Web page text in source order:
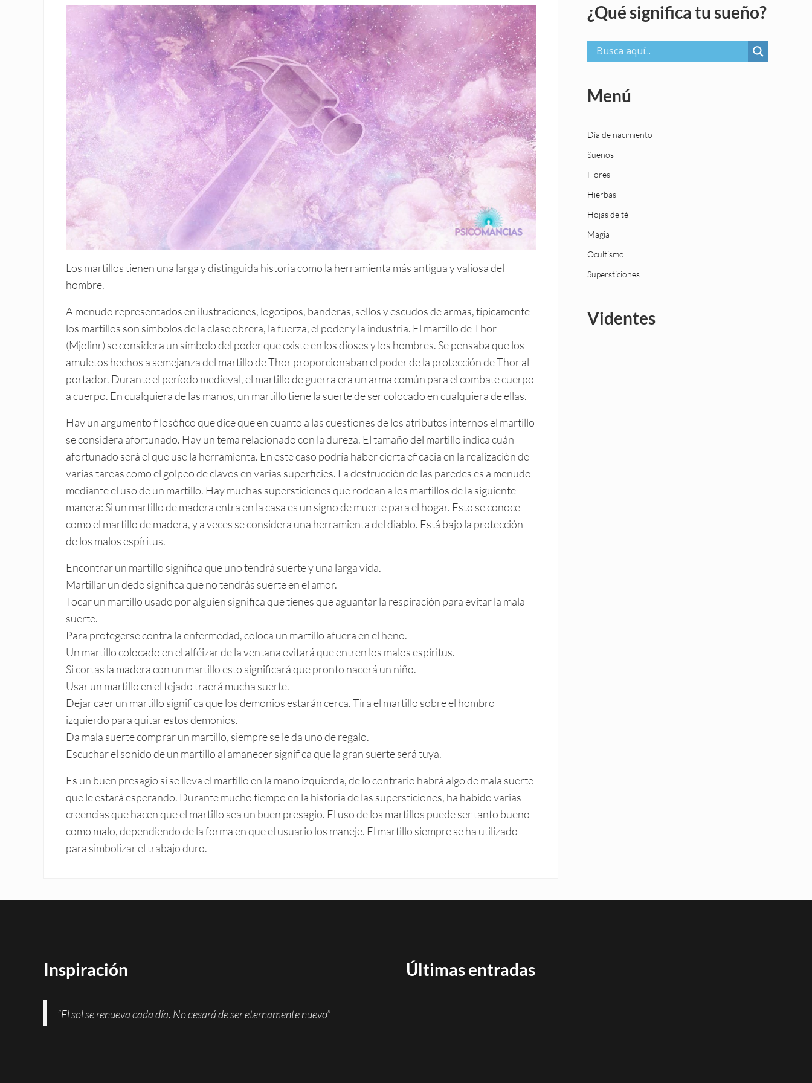
Los martillos tienen una larga y distinguida historia como la herramienta más antigua y valiosa del
hombre.
A menudo representados en ilustraciones, logotipos, banderas, sellos y escudos de armas, típicamente
los martillos son símbolos de la clase obrera, la fuerza, el poder y la industria. El martillo de Thor
(Mjolinr) se considera un símbolo del poder que existe en los dioses y los hombres. Se pensaba que los
amuletos hechos a semejanza del martillo de Thor proporcionaban el poder de la protección de Thor al
portador. Durante el período medieval, el martillo de guerra era un arma común para el combate cuerpo
a cuerpo. En cualquiera de las manos, un martillo tiene la suerte de ser colocado en cualquiera de ellas.
Hay un argumento filosófico que dice que en cuanto a las cuestiones de los atributos internos el martillo
se considera afortunado. Hay un tema relacionado con la dureza. El tamaño del martillo indica cuán
afortunado será el que use la herramienta. En este caso podría haber cierta eficacia en la realización de
varias tareas como el golpeo de clavos en varias superficies. La destrucción de las paredes es a menudo
mediante el uso de un martillo. Hay muchas supersticiones que rodean a los martillos de la siguiente
manera: Si un martillo de madera entra en la casa es un signo de muerte para el hogar. Esto se conoce
como el martillo de madera, y a veces se considera una herramienta del diablo. Está bajo la protección
de los malos espíritus.
Encontrar un martillo significa que uno tendrá suerte y una larga vida.
Martillar un dedo significa que no tendrás suerte en el amor.
Tocar un martillo usado por alguien significa que tienes que aguantar la respiración para evitar la mala
suerte.
Para protegerse contra la enfermedad, coloca un martillo afuera en el heno.
Un martillo colocado en el alféizar de la ventana evitará que entren los malos espíritus.
Si cortas la madera con un martillo esto significará que pronto nacerá un niño.
Usar un martillo en el tejado traerá mucha suerte.
Dejar caer un martillo significa que los demonios estarán cerca. Tira el martillo sobre el hombro
izquierdo para quitar estos demonios.
Da mala suerte comprar un martillo, siempre se le da uno de regalo.
Escuchar el sonido de un martillo al amanecer significa que la gran suerte será tuya.
Es un buen presagio si se lleva el martillo en la mano izquierda, de lo contrario habrá algo de mala suerte
que le estará esperando. Durante mucho tiempo en la historia de las supersticiones, ha habido varias
creencias que hacen que el martillo sea un buen presagio. El uso de los martillos puede ser tanto bueno
como malo, dependiendo de la forma en que el usuario los maneje. El martillo siempre se ha utilizado
para simbolizar el trabajo duro.
¿Qué significa tu sueño?
Menú
Día de nacimiento
Sueños
Flores
Hierbas
Hojas de té
Magia
Ocultismo
Supersticiones
Videntes
Inspiración
“El sol se renueva cada día. No cesará de ser eternamente nuevo”
Últimas entradas